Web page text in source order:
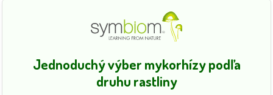
Jednoduchý výber mykorhízy podľa
druhu rastliny